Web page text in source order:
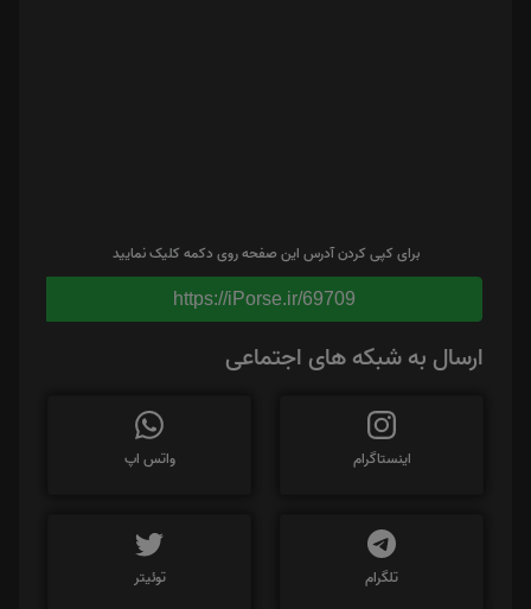
برای کپی کردن آدرس این صفحه روی دکمه کلیک نمایید
https://iPorse.ir/69709
ارسال به شبکه های اجتماعی
اینستاگرام واتس اپ
تلگرام توئیتر